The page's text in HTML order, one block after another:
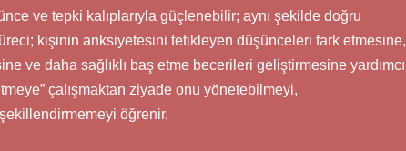
ve tepki kalıplarıyla güçlenebilir; aynı şekilde doğru
kişinin anksiyetesini tetikleyen düşünceleri fark etmesine,
ve daha sağlıklı baş etme becerileri geliştirmesine yardımcı
çalışmaktan ziyade onu yönetebilmeyi,
öğrenir.